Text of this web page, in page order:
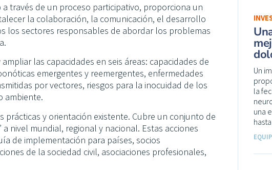
través de un proceso participativo, proporciona un
la colaboración, la comunicación, el desarrollo
los sectores responsables de abordar los problemas
las capacidades en seis áreas: capacidades de
emergentes y reemergentes, enfermedades
por vectores, riesgos para la inocuidad de los
ambiente.
prácticas y orientación existente. Cubre un conjunto de
nivel mundial, regional y nacional. Estas acciones
de implementación para países, socios
de la sociedad civil, asociaciones profesionales,
Un
la
una